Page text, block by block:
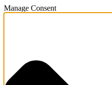
Manage Consent